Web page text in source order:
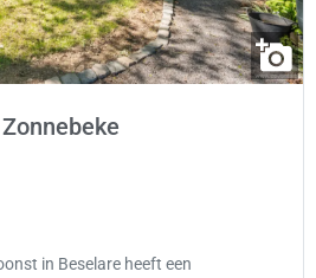
in Beselare heeft een